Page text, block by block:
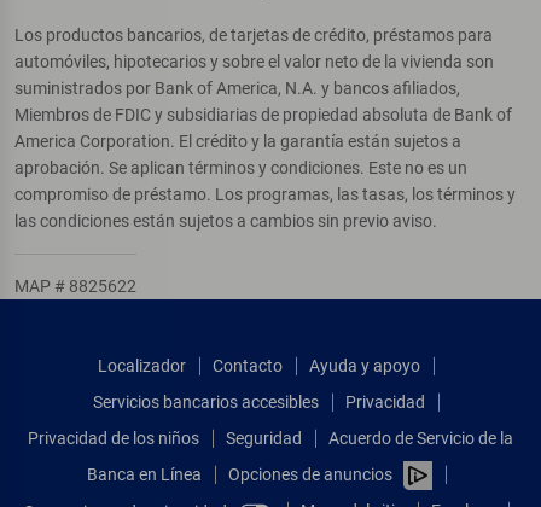
Los productos bancarios, de tarjetas de crédito, préstamos para
automóviles, hipotecarios y sobre el valor neto de la vivienda son
suministrados por Bank of America, N.A. y bancos afiliados,
Miembros de FDIC y subsidiarias de propiedad absoluta de Bank of
America Corporation. El crédito y la garantía están sujetos a
aprobación. Se aplican términos y condiciones. Este no es un
compromiso de préstamo. Los programas, las tasas, los términos y
las condiciones están sujetos a cambios sin previo aviso.
MAP # 8825622
Localizador Contacto
Ayuda y apoyo
Servicios bancarios accesibles
Privacidad
Privacidad de los niños
Seguridad
Acuerdo de Servicio de la
Banca en Línea
Opciones de anuncios